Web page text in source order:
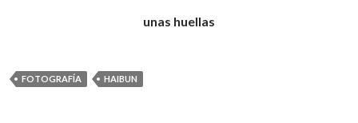
unas huellas
FOTOGRAFÍA HAIBUN